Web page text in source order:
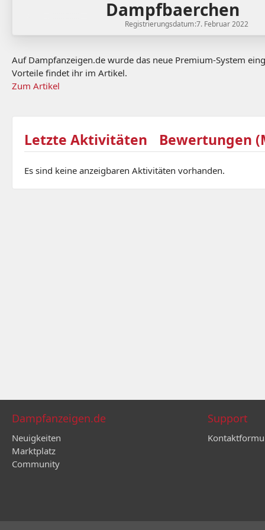
Dampfbaerchen
Registrierungsdatum 7. Februar 2022
Auf Dampfanzeigen.de wurde das neue Premium-System
Vorteile findet ihr im Artikel.
Zum Artikel
Letzte Aktivitäten Bewertungen
Es sind keine anzeigbaren Aktivitäten vorhanden.
Dampfanzeigen.de
Neuigkeiten
Marktplatz
Community
Support